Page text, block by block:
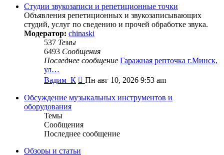
последнему
сообщению
Студии звукозаписи и репетиционные точки
Объявления репетиционных и звукозаписывающих
студий, услуг по сведению и прочей обработке звука.
Модератор: chinaski
537 Темы
6493 Сообщения
Последнее сообщение Гаражная репточка г.Минск,
ул…
Вадим_К
Перейти
последнему
Пн авг 10, 2026 9:53 am
Обсуждение музыкальных инструментов и
оборудования
Темы
Сообщения
Последнее сообщение
Обзоры и статьи